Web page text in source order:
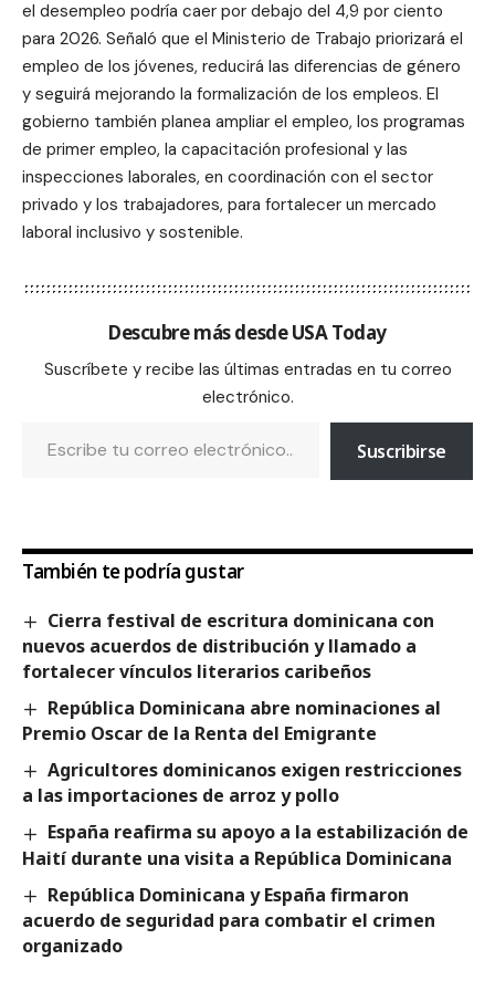
el desempleo podría caer por debajo del 4,9 por ciento
para 2026. Señaló que el Ministerio de Trabajo priorizará el
empleo de los jóvenes, reducirá las diferencias de género
y seguirá mejorando la formalización de los empleos. El
gobierno también planea ampliar el empleo, los programas
de primer empleo, la capacitación profesional y las
inspecciones laborales, en coordinación con el sector
privado y los trabajadores, para fortalecer un mercado
laboral inclusivo y sostenible.
Descubre más desde USA Today
Suscríbete y recibe las últimas entradas en tu correo
electrónico.
Suscribirse
También te podría gustar
Cierra festival de escritura dominicana con
nuevos acuerdos de distribución y llamado a
fortalecer vínculos literarios caribeños
República Dominicana abre nominaciones al
Premio Oscar de la Renta del Emigrante
Agricultores dominicanos exigen restricciones
a las importaciones de arroz y pollo
España reafirma su apoyo a la estabilización de
Haití durante una visita a República Dominicana
República Dominicana y España firmaron
acuerdo de seguridad para combatir el crimen
organizado